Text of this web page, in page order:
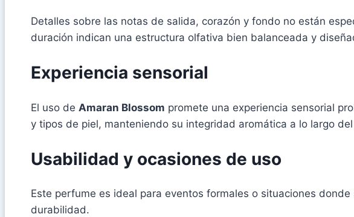
Detalles sobre las notas de salida, corazón y fondo no están
duración indican una estructura olfativa bien balanceada y
Experiencia sensorial
El uso de Amaran Blossom promete una experiencia sensorial
y tipos de piel, manteniendo su integridad aromática a lo largo
Usabilidad y ocasiones de uso
Este perfume es ideal para eventos formales o situaciones
durabilidad.